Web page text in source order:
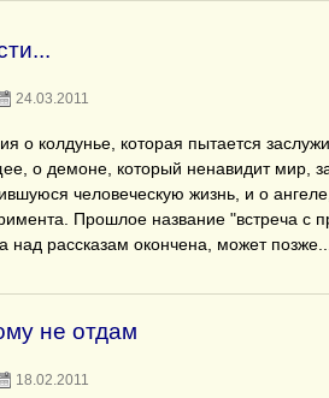
24.03.2011
о колдунье, которая пытается
о демоне, который ненавидит мир,
человеческую жизнь, и о
Прошлое название "встреча с
над рассказам окончена, может позже...
не отдам
18.02.2011